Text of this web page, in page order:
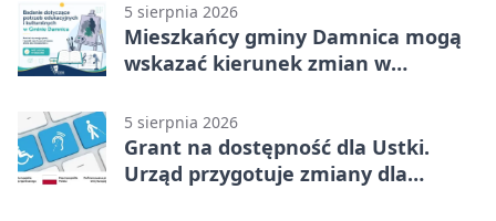
5 sierpnia 2026
Mieszkańcy gminy Damnica mogą
wskazać kierunek zmian w
5 sierpnia 2026
Grant na dostępność dla Ustki.
Urząd przygotuje zmiany dla